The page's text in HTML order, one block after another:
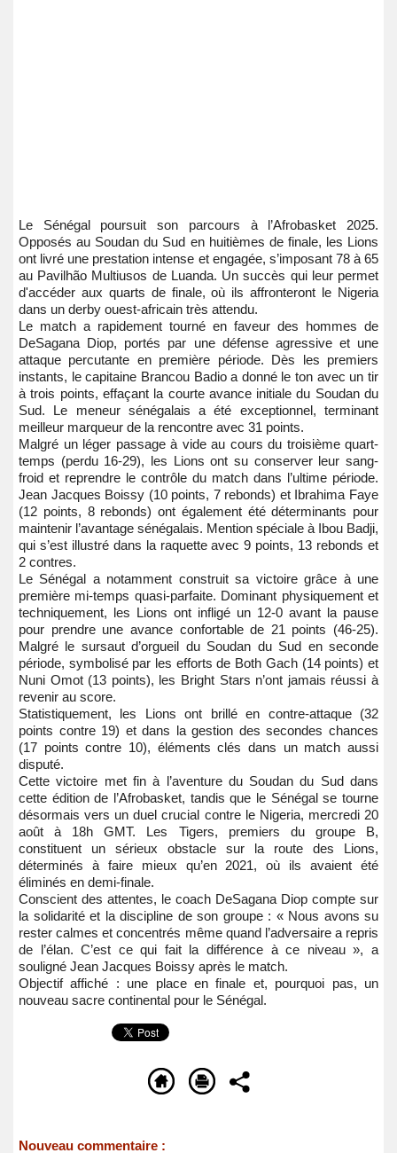
Le Sénégal poursuit son parcours à l’Afrobasket 2025.
Opposés au Soudan du Sud en huitièmes de finale, les Lions
ont livré une prestation intense et engagée, s’imposant 78 à 65
au Pavilhão Multiusos de Luanda. Un succès qui leur permet
d'accéder aux quarts de finale, où ils affronteront le Nigeria
dans un derby ouest-africain très attendu.
Le match a rapidement tourné en faveur des hommes de
DeSagana Diop, portés par une défense agressive et une
attaque percutante en première période. Dès les premiers
instants, le capitaine Brancou Badio a donné le ton avec un tir
à trois points, effaçant la courte avance initiale du Soudan du
Sud. Le meneur sénégalais a été exceptionnel, terminant
meilleur marqueur de la rencontre avec 31 points.
Malgré un léger passage à vide au cours du troisième quart-
temps (perdu 16-29), les Lions ont su conserver leur sang-
froid et reprendre le contrôle du match dans l’ultime période.
Jean Jacques Boissy (10 points, 7 rebonds) et Ibrahima Faye
(12 points, 8 rebonds) ont également été déterminants pour
maintenir l’avantage sénégalais. Mention spéciale à Ibou Badji,
qui s’est illustré dans la raquette avec 9 points, 13 rebonds et
2 contres.
Le Sénégal a notamment construit sa victoire grâce à une
première mi-temps quasi-parfaite. Dominant physiquement et
techniquement, les Lions ont infligé un 12-0 avant la pause
pour prendre une avance confortable de 21 points (46-25).
Malgré le sursaut d’orgueil du Soudan du Sud en seconde
période, symbolisé par les efforts de Both Gach (14 points) et
Nuni Omot (13 points), les Bright Stars n’ont jamais réussi à
revenir au score.
Statistiquement, les Lions ont brillé en contre-attaque (32
points contre 19) et dans la gestion des secondes chances
(17 points contre 10), éléments clés dans un match aussi
disputé.
Cette victoire met fin à l’aventure du Soudan du Sud dans
cette édition de l’Afrobasket, tandis que le Sénégal se tourne
désormais vers un duel crucial contre le Nigeria, mercredi 20
août à 18h GMT. Les Tigers, premiers du groupe B,
constituent un sérieux obstacle sur la route des Lions,
déterminés à faire mieux qu’en 2021, où ils avaient été
éliminés en demi-finale.
Conscient des attentes, le coach DeSagana Diop compte sur
la solidarité et la discipline de son groupe : « Nous avons su
rester calmes et concentrés même quand l’adversaire a repris
de l’élan. C’est ce qui fait la différence à ce niveau », a
souligné Jean Jacques Boissy après le match.
Objectif affiché : une place en finale et, pourquoi pas, un
nouveau sacre continental pour le Sénégal.
Nouveau commentaire :